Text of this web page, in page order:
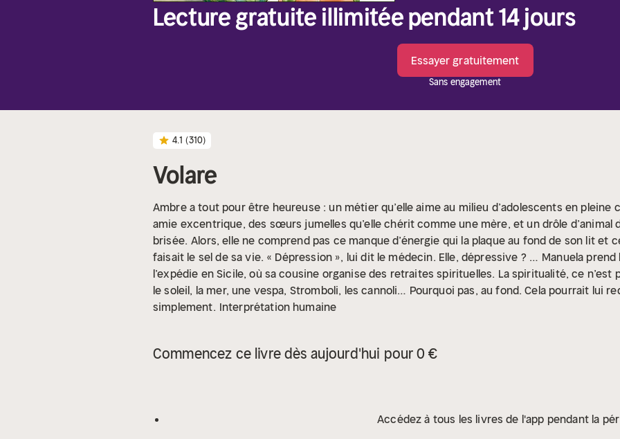
Lecture gratuite illimitée pendant 14 jours
Essayer gratuitement
Sans engagement
4.1 (310)
Volare
Ambre a tout pour être heureuse : un métier qu’elle aime au milieu d’adolescents en pleine
amie excentrique, des sœurs jumelles qu’elle chérit comme une mère, et un drôle d’animal
brisée. Alors, elle ne comprend pas ce manque d’énergie qui la plaque au fond de son lit
faisait le sel de sa vie. « Dépression », lui dit le médecin. Elle, dépressive ? … Manuela
l’expédie en Sicile, où sa cousine organise des retraites spirituelles. La spiritualité, ce n’est
le soleil, la mer, une vespa, Stromboli, les cannoli… Pourquoi pas, au fond. Cela pourrait lui
simplement. Interprétation humaine
Commencez ce livre dès aujourd'hui pour 0 €
Accédez à tous les livres de l'app pendant la